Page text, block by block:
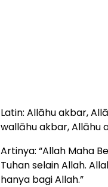
Latin: Allāhu akbar,
wallāhu akbar, Allāhu
Artinya: “Allah Maha
Tuhan selain Allah.
hanya bagi Allah.”